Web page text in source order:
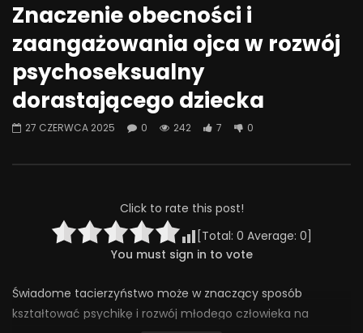
Co możemy zrobić, żeby szkoła
była miejscem bezpiecznym –
rozmowa o przemocy rówieśniczej
4 CZERWCA 2025
0
313 4 0
Problemowe
seksualne u dzieci i
0
Znaczenie obecności i
zaangażowania ojca w rozwój
psychoseksualny
dorastającego dziecka
27 CZERWCA 2025 0 242 7 0
Click to rate this post!
[Total: 0 Average: 0]
You must sign in to vote
Świadome tacierzyństwo może w znaczący sposób
kształtować psychikę i rozwój młodego człowieka na